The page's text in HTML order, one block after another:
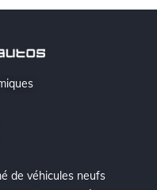
de véhicules neufs